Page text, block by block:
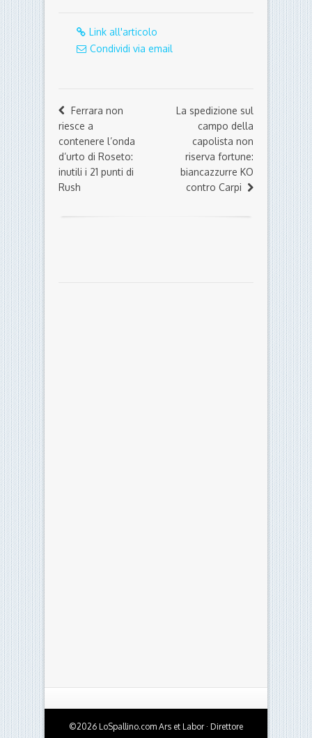
Link all'articolo
Condividi via email
Ferrara non
riesce a
contenere l’onda
d’urto di Roseto:
inutili i 21 punti di
Rush
La spedizione sul
campo della
capolista non
riserva fortune:
biancazzurre KO
contro Carpi
©2026 LoSpallino.com Ars et Labor · Direttore